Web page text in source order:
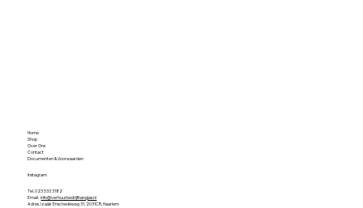
Home
Shop
Over Ons
Contact
Documenten & Voorwaarden
Instagram
Tel. 023 533 3182
Email.info@verhuurbedrijfhangjas.nl
Adres. Izaäk Enschedéweg 31, 2031CR, Haarlem